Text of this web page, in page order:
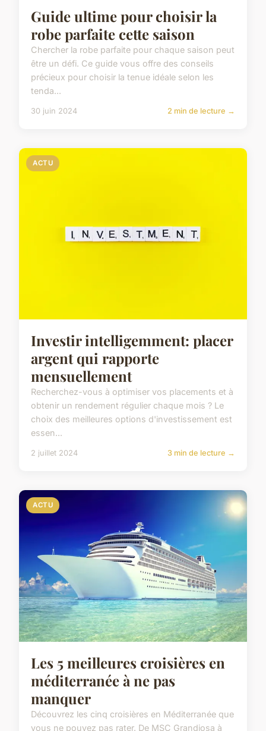
Guide ultime pour choisir la
robe parfaite cette saison
Chercher la robe parfaite pour chaque saison peut
être un défi. Ce guide vous offre des conseils
précieux pour choisir la tenue idéale selon les
tenda...
30 juin 2024 2 min de lecture →
ACTU
Investir intelligemment: placer
argent qui rapporte
mensuellement
Recherchez-vous à optimiser vos placements et à
obtenir un rendement régulier chaque mois ? Le
choix des meilleures options d'investissement est
essen...
2 juillet 2024 3 min de lecture →
ACTU
Les 5 meilleures croisières en
méditerranée à ne pas
manquer
Découvrez les cinq croisières en Méditerranée que
vous ne pouvez pas rater. De MSC Grandiosa à